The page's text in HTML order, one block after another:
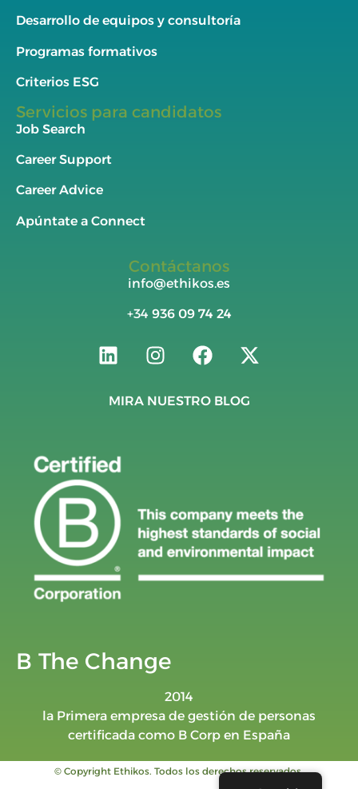
Desarrollo de equipos y consultoría
Programas formativos
Criterios ESG
Servicios para candidatos
Job Search
Career Support
Career Advice
Apúntate a Connect
Contáctanos
info@ethikos.es
+34 936 09 74 24
MIRA NUESTRO BLOG
B The Change
2014
la Primera empresa de gestión de personas
certificada como B Corp en España
© Copyright Ethikos. Todos los derechos reservados.